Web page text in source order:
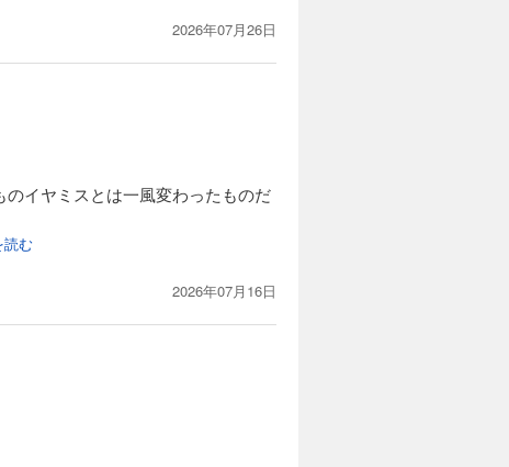
2026年07月26日
イヤミスとは一風変わったものだ
読む
2026年07月16日